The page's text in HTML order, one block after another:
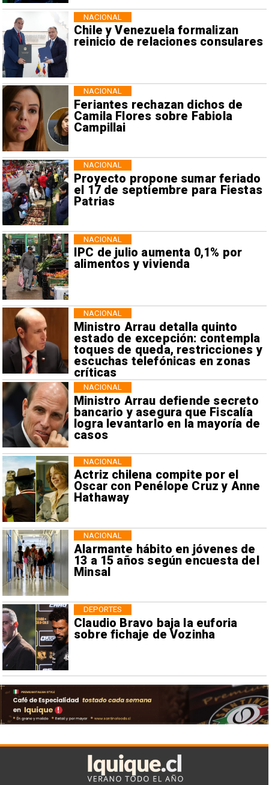
Chile y Venezuela formalizan
reinicio de relaciones consulares
NACIONAL
Feriantes rechazan dichos de
Camila Flores sobre Fabiola
Campillai
NACIONAL
Proyecto propone sumar feriado
el 17 de septiembre para Fiestas
Patrias
NACIONAL
IPC de julio aumenta 0,1% por
alimentos y vivienda
NACIONAL
Ministro Arrau detalla quinto
estado de excepción: contempla
toques de queda, restricciones y
escuchas telefónicas en zonas
críticas
NACIONAL
Ministro Arrau defiende secreto
bancario y asegura que Fiscalía
logra levantarlo en la mayoría de
casos
NACIONAL
Actriz chilena compite por el
Oscar con Penélope Cruz y Anne
Hathaway
NACIONAL
Alarmante hábito en jóvenes de
13 a 15 años según encuesta del
Minsal
NACIONAL
Claudio Bravo baja la euforia
sobre fichaje de Vozinha
DEPORTES